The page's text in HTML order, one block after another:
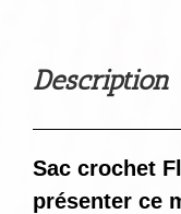
Description
Sac crochet
présenter ce